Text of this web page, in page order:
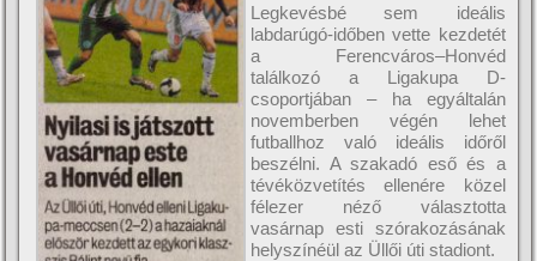
Legkevésbé sem ideális
labdarúgó-időben vette kezdetét
a Ferencváros–Honvéd
találkozó a Ligakupa D-
csoportjában – ha egyáltalán
novemberben végén lehet
futballhoz való ideális időről
beszélni. A szakadó eső és a
tévéközvetí­tés ellenére közel
félezer néző választotta
vasárnap esti szórakozásának
helyszí­néül az Üllői úti stadiont.